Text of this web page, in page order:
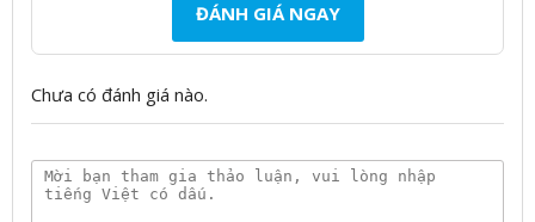
ĐÁNH GIÁ NGAY
Chưa có đánh giá nào.